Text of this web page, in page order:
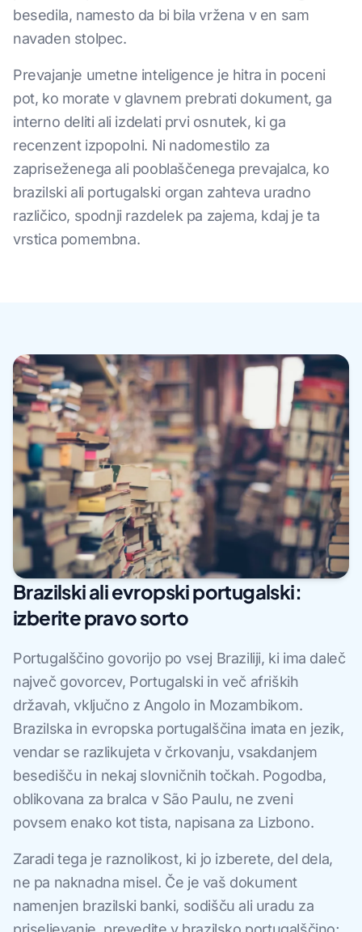
besedila, namesto da bi bila vržena v en sam
navaden stolpec.
Prevajanje umetne inteligence je hitra in poceni
pot, ko morate v glavnem prebrati dokument, ga
interno deliti ali izdelati prvi osnutek, ki ga
recenzent izpopolni. Ni nadomestilo za
zapriseženega ali pooblaščenega prevajalca, ko
brazilski ali portugalski organ zahteva uradno
različico, spodnji razdelek pa zajema, kdaj je ta
vrstica pomembna.
Brazilski ali evropski portugalski:
izberite pravo sorto
Portugalščino govorijo po vsej Braziliji, ki ima daleč
največ govorcev, Portugalski in več afriških
državah, vključno z Angolo in Mozambikom.
Brazilska in evropska portugalščina imata en jezik,
vendar se razlikujeta v črkovanju, vsakdanjem
besedišču in nekaj slovničnih točkah. Pogodba,
oblikovana za bralca v São Paulu, ne zveni
povsem enako kot tista, napisana za Lizbono.
Zaradi tega je raznolikost, ki jo izberete, del dela,
ne pa naknadna misel. Če je vaš dokument
namenjen brazilski banki, sodišču ali uradu za